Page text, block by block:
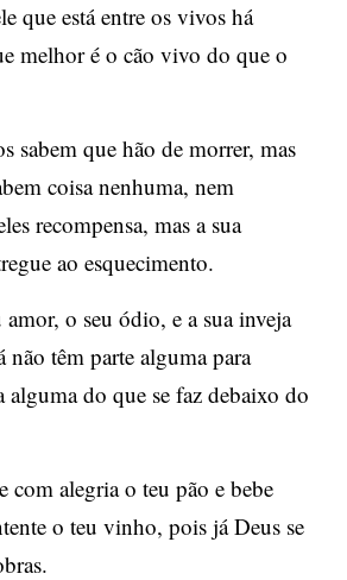
que está entre os vivos há
melhor é o cão vivo do que o
sabem que hão de morrer, mas
coisa nenhuma, nem
recompensa, mas a sua
ao esquecimento.
amor, o seu ódio, e a sua inveja
não têm parte alguma para
alguma do que se faz debaixo do
com alegria o teu pão e bebe
o teu vinho, pois já Deus se